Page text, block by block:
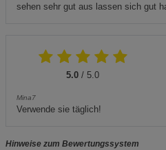
sehen sehr gut aus lassen sich gut
5.0 / 5.0
Mina7
Verwende sie täglich!
Hinweise zum Bewertungssystem